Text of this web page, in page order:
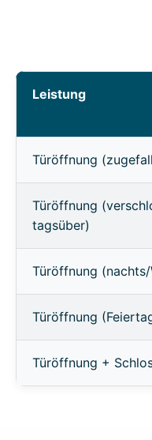
Leistung
Türöffnung
Türöffnung
tagsüber)
Türöffnung (nachts/
Türöffnung
Türöffnung +